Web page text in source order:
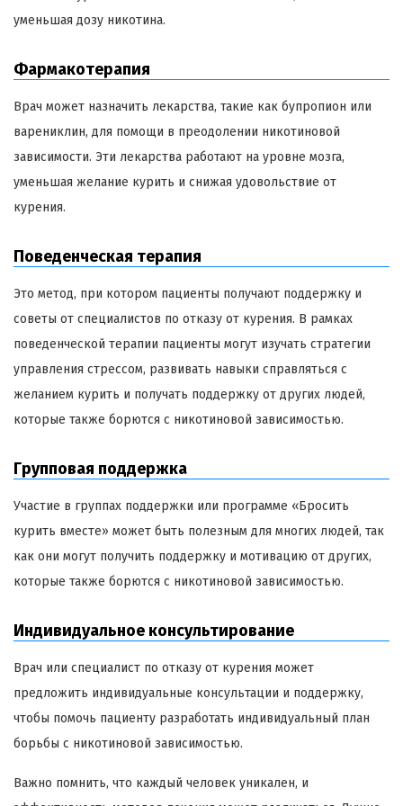
уменьшая дозу никотина.
Фармакотерапия
Врач может назначить лекарства, такие как бупропион или
варениклин, для помощи в преодолении никотиновой
зависимости. Эти лекарства работают на уровне мозга,
уменьшая желание курить и снижая удовольствие от
курения.
Поведенческая терапия
Это метод, при котором пациенты получают поддержку и
советы от специалистов по отказу от курения. В рамках
поведенческой терапии пациенты могут изучать стратегии
управления стрессом, развивать навыки справляться с
желанием курить и получать поддержку от других людей,
которые также борются с никотиновой зависимостью.
Групповая поддержка
Участие в группах поддержки или программе «Бросить
курить вместе» может быть полезным для многих людей, так
как они могут получить поддержку и мотивацию от других,
которые также борются с никотиновой зависимостью.
Индивидуальное консультирование
Врач или специалист по отказу от курения может
предложить индивидуальные консультации и поддержку,
чтобы помочь пациенту разработать индивидуальный план
борьбы с никотиновой зависимостью.
Важно помнить, что каждый человек уникален, и